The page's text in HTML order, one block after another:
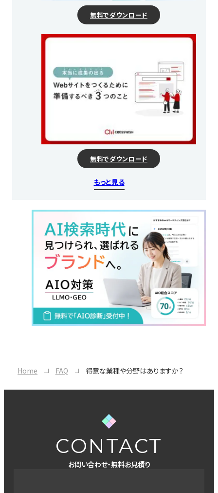
無料でダウンロード
無料でダウンロード
もっと見る
Home FAQ 得意な業種や分野はありますか？
CONTACT
お問い合わせ・無料お見積り